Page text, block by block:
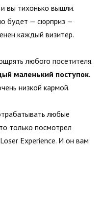
вы тихонько вышли.
будет — сюрприз —
каждый визитер.
любого посетителя.
маленький поступок.
низкой кармой.
любые
только посмотрел
Experience. И он вам